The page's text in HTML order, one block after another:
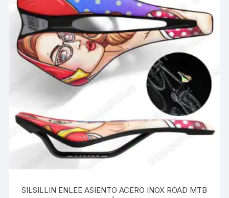
SILSILLIN ENLEE ASIENTO ACERO INOX ROAD MTB